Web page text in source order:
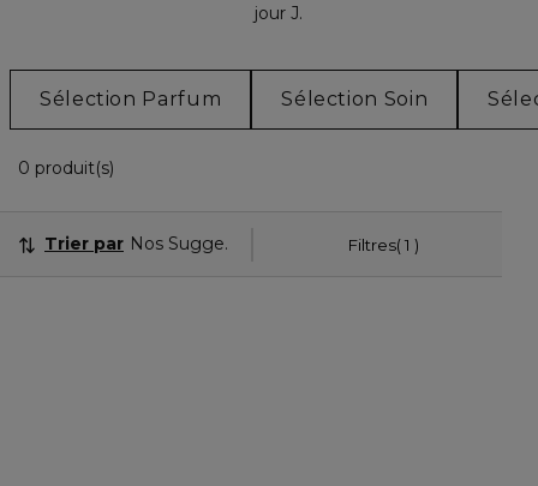
jour J.
Sélection Parfum Sélection Soin
0 produit(s)
Filtres 1
Trier par Nos Suggestions